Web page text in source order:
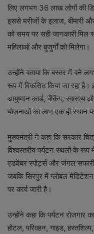
लिए लगभग 36 लाख लोगों की
इससे मरीजों के इलाज, बीमारी और
को समय पर सही जानकारी मिल
महिलाओं और बुजुर्गों को मिलेगा।
उन्होंने बताया कि बस्तर में बने
रूप में विकसित किया जा रहा
आयुष्मान कार्ड, बैंकिंग, स्वास्थ्य
योजनाओं का लाभ एक ही स्थान
मुख्यमंत्री ने कहा कि सरकार
विश्वस्तरीय पर्यटन स्थलों के रूप
एडवेंचर स्पोर्ट्स और जंगल सफारी
जबकि सिरपुर में ग्लोबल
पर कार्य जारी है।
उन्होंने कहा कि पर्यटन
होटल, परिवहन, गाइड,